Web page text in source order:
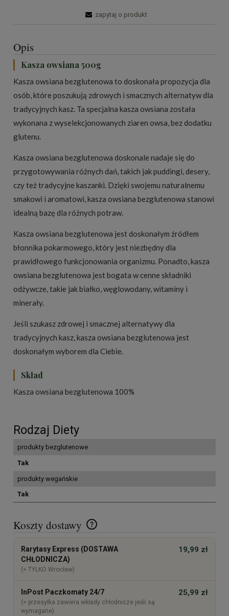
zapytaj o produkt
Opis
Kasza owsiana 500g
Kasza owsiana bezglutenowa to doskonała propozycja dla
osób, które poszukują zdrowych i smacznych alternatyw dla
tradycyjnych kasz. Ta specjalna kasza owsiana została
wykonana z wyselekcjonowanych ziaren owsa, bez dodatku
glutenu.
Kasza owsiana bezglutenowa doskonale nadaje się do
przygotowywania różnych dań, takich jak puddingi, desery,
czy też tradycyjne kaszanki. Dzięki swojemu naturalnemu
smakowi i aromatowi, kasza owsiana bezglutenowa stanowi
idealną bazę dla różnych potraw.
Kasza owsiana bezglutenowa jest doskonałym źródłem
błonnika pokarmowego, który jest niezbędny dla
prawidłowego funkcjonowania organizmu. Ponadto, kasza
owsiana bezglutenowa jest bogata w cenne składniki
odżywcze, takie jak białko, węglowodany, witaminy i
minerały.
Jeśli szukasz zdrowej i smacznej alternatywy dla
tradycyjnych kasz, kasza owsiana bezglutenowa jest
doskonałym wyborem dla Ciebie.
Skład
Kasza owsiana bezglutenowa 100%
Rodzaj Diety
produkty bezglutenowe
Tak
produkty wegańskie
Tak
Koszty dostawy
Cena nie zawiera ewentualnych kosztów płatności
Rarytasy Express (DOSTAWA
CHŁODNICZA)
(> TYLKO Wrocław)
19,99 zł
InPost Paczkomaty 24/7
(> przesyłka zawiera wkłady chłodnicze jeśli są
wymagane)
25,99 zł